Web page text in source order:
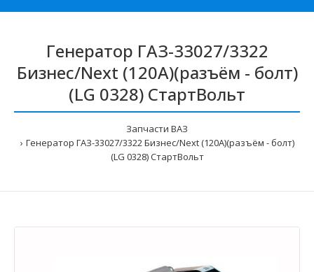
Генератор ГАЗ-33027/3322
Бизнес/Next (120А)(разъём - болт)
(LG 0328) СтартВольт
Запчасти ВАЗ
Генератор ГАЗ-33027/3322 Бизнес/Next (120А)(разъём - болт)
(LG 0328) СтартВольт